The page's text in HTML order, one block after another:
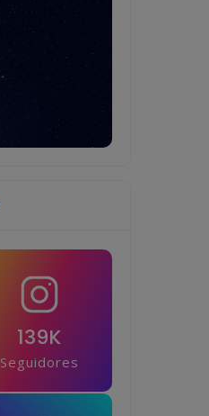
139K
Seguidores